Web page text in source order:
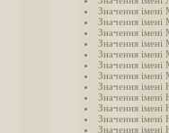
Значення імені
Значення імені
Значення імені
Значення імені
Значення імені
Значення імені
Значення імені
Значення імені
Значення імені
Значення імені
Значення імені
Значення імені